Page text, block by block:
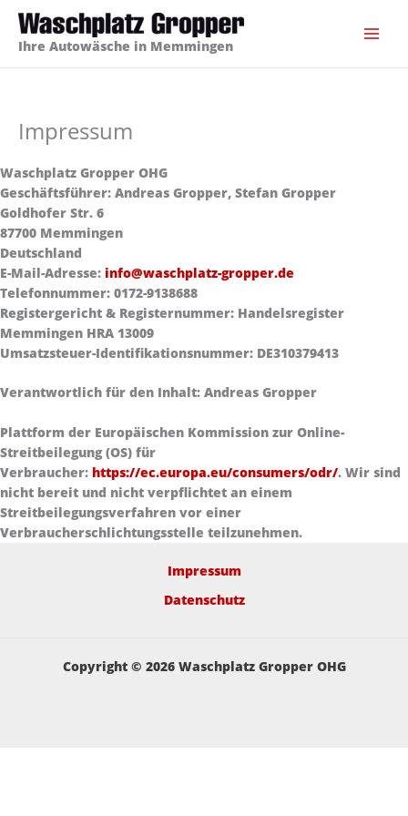
Zum
Inhalt
springen
Ihre Autowäsche in Memmingen
Impressum
Waschplatz Gropper OHG
Geschäftsführer: Andreas Gropper, Stefan Gropper
Goldhofer Str. 6
87700 Memmingen
Deutschland
E-Mail-Adresse: info@waschplatz-gropper.de
Telefonnummer: 0172-9138688
Registergericht & Registernummer: Handelsregister
Memmingen HRA 13009
Umsatzsteuer-Identifikationsnummer: DE310379413
Verantwortlich für den Inhalt: Andreas Gropper
Plattform der Europäischen Kommission zur Online-
Streitbeilegung (OS) für
Verbraucher: https://ec.europa.eu/consumers/odr/. Wir sind
nicht bereit und nicht verpflichtet an einem
Streitbeilegungsverfahren vor einer
Verbraucherschlichtungsstelle teilzunehmen.
Impressum
Datenschutz
Copyright © 2026 Waschplatz Gropper OHG